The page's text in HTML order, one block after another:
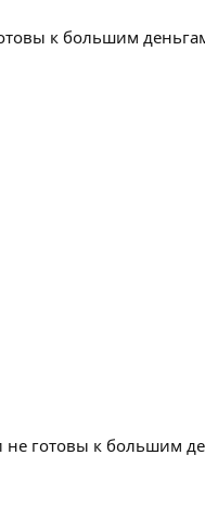
к большим
не готовы к большим